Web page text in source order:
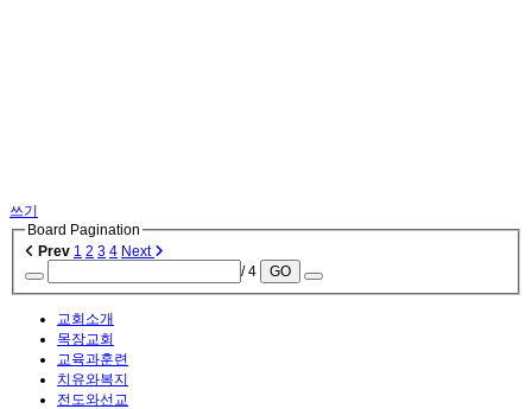
쓰기
Board Pagination
Prev 1 2 3 4 Next
/ 4
GO
교회소개
목장교회
교육과훈련
치유와복지
전도와선교